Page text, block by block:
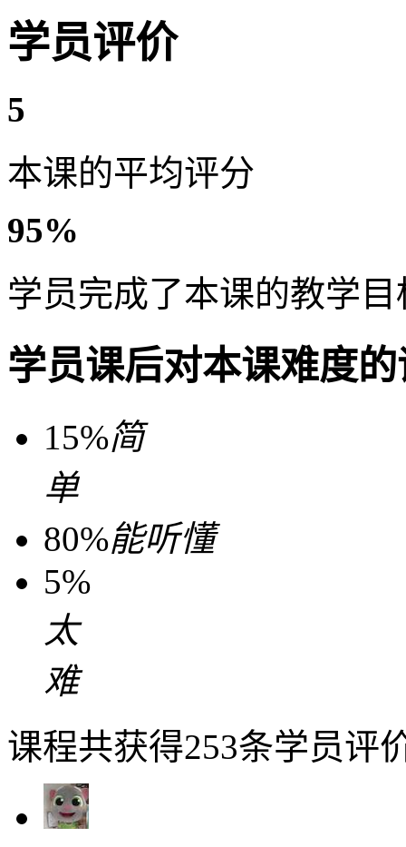
学员评价
5
本课的平均评分
95%
学员完成了本课的教学目
学员课后对本课难度
15%简
单
80%能听懂
5%
太
难
课程共获得253条学员评